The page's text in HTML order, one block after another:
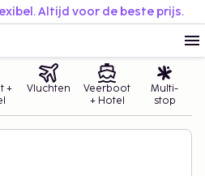
Altijd voor de beste prijs.
+
Vluchten
Veerboot
+ Hotel
Multi-
stop